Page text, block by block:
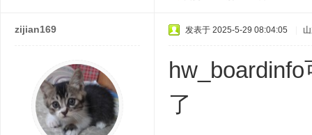
zijian169 发表于 2025-5-29 08:04:05
了